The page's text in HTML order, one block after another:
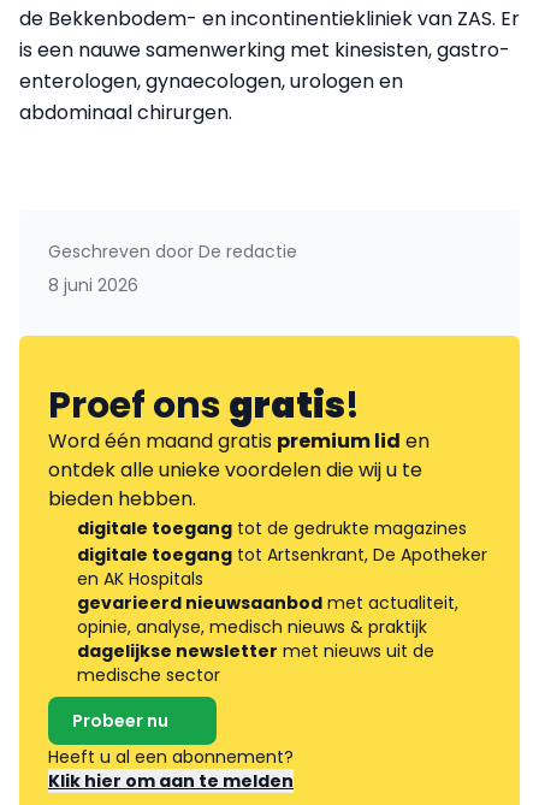
de Bekkenbodem- en incontinentiekliniek van ZAS. Er
is een nauwe samenwerking met kinesisten, gastro-
enterologen, gynaecologen, urologen en
abdominaal chirurgen. ​
Geschreven door De redactie
8 juni 2026
Proef onsgratis!
Word één maand gratis premium lid en
ontdek alle unieke voordelen die wij u te
bieden hebben.
digitale toegang tot de gedrukte magazines
digitale toegang tot Artsenkrant, De Apotheker
en AK Hospitals
gevarieerd nieuwsaanbod met actualiteit,
opinie, analyse, medisch nieuws & praktijk
dagelijkse newsletter met nieuws uit de
medische sector
Probeer nu
Heeft u al een abonnement?
Klik hier om aan te melden